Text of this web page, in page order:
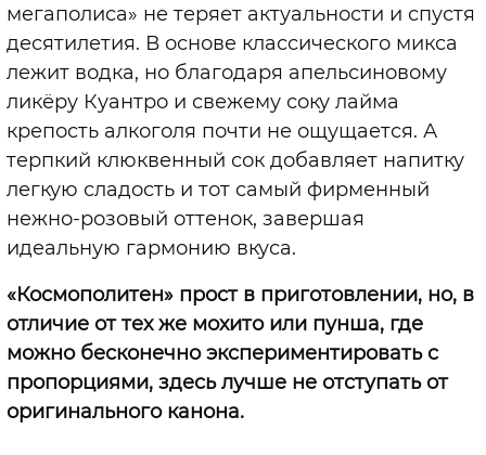
мегаполиса» не теряет актуальности и спустя
десятилетия. В основе классического микса
лежит водка, но благодаря апельсиновому
ликёру Куантро и свежему соку лайма
крепость алкоголя почти не ощущается. А
терпкий клюквенный сок добавляет напитку
легкую сладость и тот самый фирменный
нежно-розовый оттенок, завершая
идеальную гармонию вкуса.
«Космополитен» прост в приготовлении, но, в
отличие от тех же мохито или пунша, где
можно бесконечно экспериментировать с
пропорциями, здесь лучше не отступать от
оригинального канона.